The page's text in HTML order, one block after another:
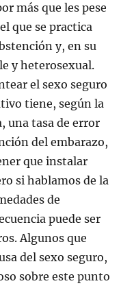
más que les pese
que se practica
y, en su
y heterosexual.
el sexo seguro
tiene, según la
una tasa de error
del embarazo,
que instalar
si hablamos de la
de
puede ser
Algunos que
del sexo seguro,
sobre este punto